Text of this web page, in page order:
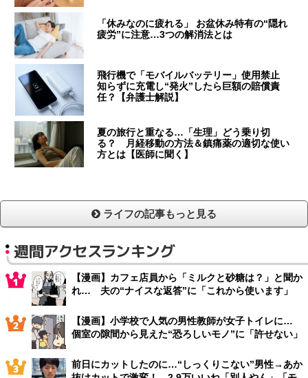
「休みなのに疲れる」 お盆休み特有の“隠れ
疲労”に注意…3つの解消法とは
飛行機で「モバイルバッテリー」使用禁止
知らずに充電し“発火”したら巨額の賠償責
任？【弁護士解説】
夏の旅行と重なる…「生理」どう乗り切
る？ 月経移動の方法＆鎮痛薬の適切な使い
方とは【医師に聞く】
ライフの記事もっと見る
週間アクセスランキング
【漫画】カフェ店員から「ミルクと砂糖は？」と聞か
れ… 夫の“ナイスな返答”に「これから使います」
【漫画】小学校で人気の男性教師が女子トイレに…
個室の隙間から見えた“恐ろしいモノ”に「許せない」
前日にカットしたのに…“しっくりこない”男性→あか